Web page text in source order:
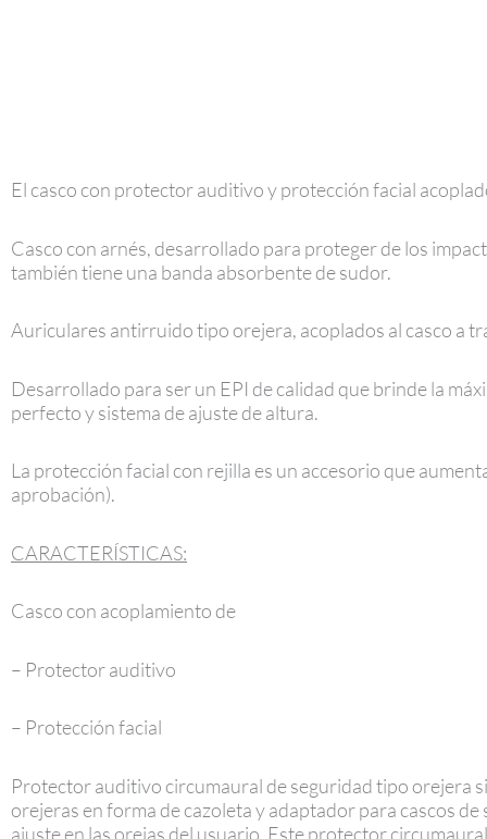
El casco con protector auditivo y protección facial
Casco con arnés, desarrollado para proteger de los
también tiene una banda absorbente de sudor.
Auriculares antirruido tipo orejera, acoplados al casco a
Desarrollado para ser un EPI de calidad que brinde la
perfecto y sistema de ajuste de altura.
La protección facial con rejilla es un accesorio que
aprobación).
CARACTERÍSTICAS:
Casco con acoplamiento de
– Protector auditivo
– Protección facial
Protector auditivo circumaural de seguridad tipo orejera
orejeras en forma de cazoleta y adaptador para cascos
ajuste en las orejas del usuario. Este protector